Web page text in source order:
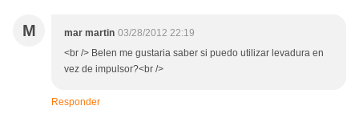
M mar martin 03/28/2012 22:19
<br /> Belen me gustaria saber si puedo utilizar levadura en
vez de impulsor?<br />
Responder